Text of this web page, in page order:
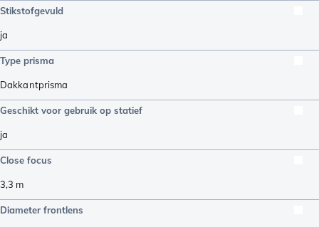
Stikstofgevuld
ja
Type prisma
Dakkantprisma
Geschikt voor gebruik op statief
ja
Close focus
3,3 m
Diameter frontlens